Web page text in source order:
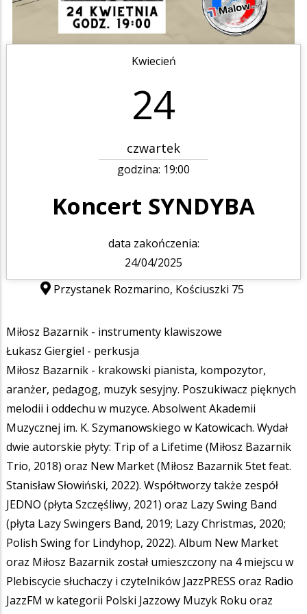
Kwiecień
24
czwartek
godzina: 19:00
Koncert SYNDYBA
data zakończenia:
24/04/2025
Przystanek Rozmarino, Kościuszki 75
Miłosz Bazarnik - instrumenty klawiszowe
Łukasz Giergiel - perkusja
Miłosz Bazarnik - krakowski pianista, kompozytor,
aranżer, pedagog, muzyk sesyjny. Poszukiwacz pięknych
melodii i oddechu w muzyce. Absolwent Akademii
Muzycznej im. K. Szymanowskiego w Katowicach. Wydał
dwie autorskie płyty: Trip of a Lifetime (Miłosz Bazarnik
Trio, 2018) oraz New Market (Miłosz Bazarnik 5tet feat.
Stanisław Słowiński, 2022). Współtworzy także zespół
JEDNO (płyta Szczęśliwy, 2021) oraz Lazy Swing Band
(płyta Lazy Swingers Band, 2019; Lazy Christmas, 2020;
Polish Swing for Lindyhop, 2022). Album New Market
oraz Miłosz Bazarnik został umieszczony na 4 miejscu w
Plebiscycie słuchaczy i czytelników JazzPRESS oraz Radio
JazzFM w kategorii Polski Jazzowy Muzyk Roku oraz